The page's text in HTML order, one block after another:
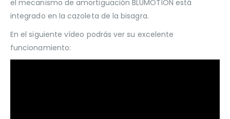
el mecanismo de amortiguación BLUMOTION está
integrado en la cazoleta de la bisagra.
En el siguiente vídeo podrás ver su excelente
funcionamiento: